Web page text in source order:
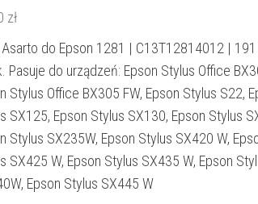
zł
do Epson 1281 | C13T12814012 |
Pasuje do urządzeń: Epson Stylus Office
Stylus Office BX305 FW, Epson Stylus S22,
SX125, Epson Stylus SX130, Epson Stylus
Stylus SX235W, Epson Stylus SX420 W,
SX425 W, Epson Stylus SX435 W, Epson
Epson Stylus SX445 W